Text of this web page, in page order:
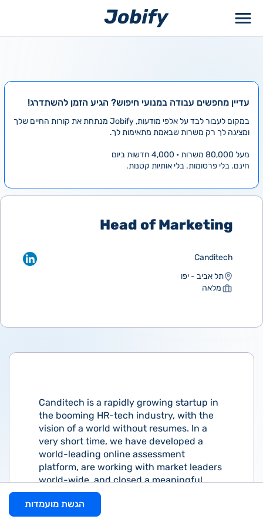
עדיין מחפשים עבודה במנועי חיפוש? הגיע הזמן להשתדרג!
במקום לעבור לבד על אלפי מודעות, Jobify מנתחת את קורות החיים שלך
ומציגה לך רק משרות שבאמת מתאימות לך.
מעל 80,000 משרות • 4,000 חדשות ביום
חינם. בלי פרסומות. בלי אותיות קטנות.
Head of Marketing
Canditech
תל אביב - יפו
מלאה
Canditech is a rapidly growing startup in
the booming HR-tech industry, with the
vision of a world without resumes. In a
very short time, we have developed a
world-leading online assessment
platform, are working with market leaders
world-wide, and closed a meaningful
fundraising round led by Insight Partners.
We are seeking a highly motivated and
הגשת מועמדות